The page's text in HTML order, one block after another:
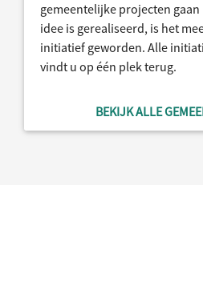
gemeentelijke projecten
idee is gerealiseerd, is het
initiatief geworden. Alle
vindt u op één plek terug.
BEKIJK ALLE